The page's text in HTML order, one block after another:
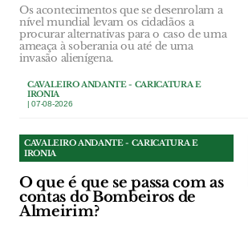
Os acontecimentos que se desenrolam a
nível mundial levam os cidadãos a
procurar alternativas para o caso de uma
ameaça à soberania ou até de uma
invasão alienígena.
CAVALEIRO ANDANTE - CARICATURA E
IRONIA
| 07-08-2026
CAVALEIRO ANDANTE - CARICATURA E
IRONIA
O que é que se passa com as
contas do Bombeiros de
Almeirim?